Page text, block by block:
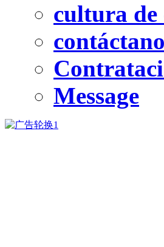
cultura de
Message